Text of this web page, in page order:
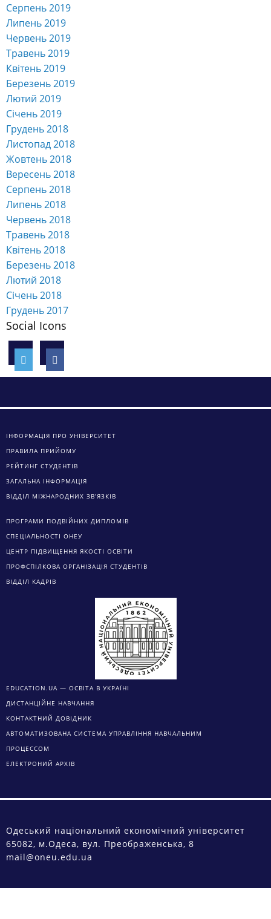
Серпень 2019
Липень 2019
Червень 2019
Травень 2019
Квітень 2019
Березень 2019
Лютий 2019
Січень 2019
Грудень 2018
Листопад 2018
Жовтень 2018
Вересень 2018
Серпень 2018
Липень 2018
Червень 2018
Травень 2018
Квітень 2018
Березень 2018
Лютий 2018
Січень 2018
Грудень 2017
Social Icons
ІНФОРМАЦІЯ ПРО УНІВЕРСИТЕТ
ПРАВИЛА ПРИЙОМУ
РЕЙТИНГ СТУДЕНТІВ
ЗАГАЛЬНА ІНФОРМАЦІЯ
ВІДДІЛ МІЖНАРОДНИХ ЗВ’ЯЗКІВ
ПРОГРАМИ ПОДВІЙНИХ ДИПЛОМІВ
СПЕЦІАЛЬНОСТІ ОНЕУ
ЦЕНТР ПІДВИЩЕННЯ ЯКОСТІ ОСВІТИ
ПРОФСПІЛКОВА ОРГАНІЗАЦІЯ СТУДЕНТІВ
ВІДДІЛ КАДРІВ
EDUCATION.UA — ОСВІТА В УКРАЇНІ
ДИСТАНЦІЙНЕ НАВЧАННЯ
КОНТАКТНИЙ ДОВІДНИК
АВТОМАТИЗОВАНА СИСТЕМА УПРАВЛІННЯ НАВЧАЛЬНИМ
ПРОЦЕССОМ
ЕЛЕКТРОНИЙ АРХІВ
Одеський національний економічний університет
65082, м.Одеса, вул. Преображенська, 8
mail@oneu.edu.ua